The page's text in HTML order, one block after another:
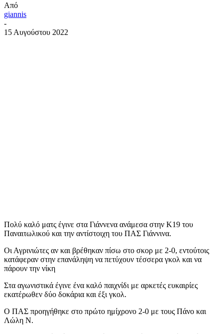
Από
giannis
-
15 Αυγούστου 2022
Πολύ καλό ματς έγινε στα Γιάννενα ανάμεσα στην Κ19 του
Παναιτωλικού και την αντίστοιχη του ΠΑΣ Γιάννινα.
Οι Αγρινιώτες αν και βρέθηκαν πίσω στο σκορ με 2-0, εντούτοις
κατάφεραν στην επανάληψη να πετύχουν τέσσερα γκολ και να
πάρουν την νίκη
Στα αγωνιστικά έγινε ένα καλό παιχνίδι με αρκετές ευκαιρίες
εκατέρωθεν δύο δοκάρια και έξι γκολ.
Ο ΠΑΣ προηγήθηκε στο πρώτο ημίχρονο 2-0 με τους Πάνο και
Λώλη Ν.